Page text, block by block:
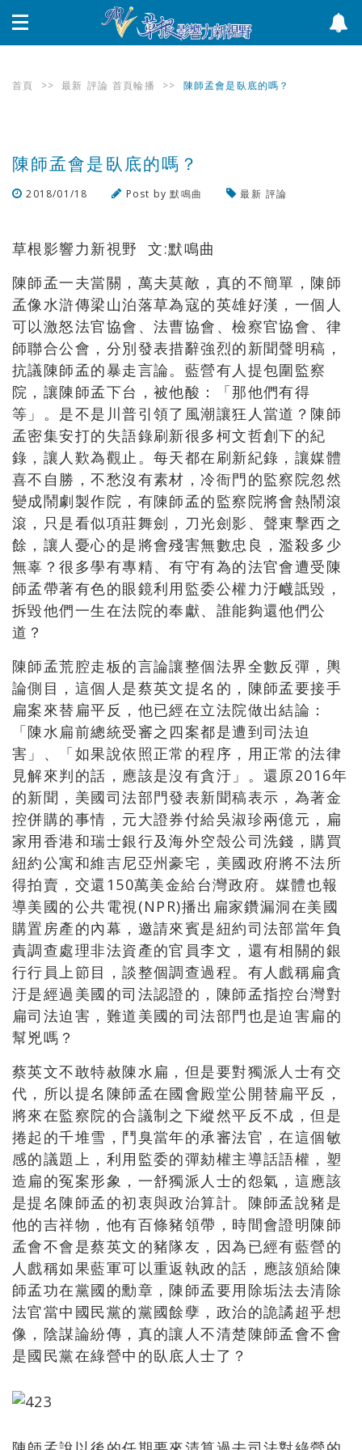
首頁 >> 最新 評論 首頁輪播 >> 陳師孟會是臥底的嗎？
陳師孟會是臥底的嗎？
2018/01/18 Post by默鳴曲 最新 評論
草根影響力新視野 文:默鳴曲
陳師孟一夫當關，萬夫莫敵，真的不簡單，陳師
孟像水滸傳梁山泊落草為寇的英雄好漢，一個人
可以激怒法官協會、法曹協會、檢察官協會、律
師聯合公會，分別發表措辭強烈的新聞聲明稿，
抗議陳師孟的暴走言論。藍營有人提包圍監察
院，讓陳師孟下台，被他酸：「那他們有得
等」。是不是川普引領了風潮讓狂人當道？陳師
孟密集安打的失語錄刷新很多柯文哲創下的紀
錄，讓人歎為觀止。每天都在刷新紀錄，讓媒體
喜不自勝，不愁沒有素材，冷衙門的監察院忽然
變成鬧劇製作院，有陳師孟的監察院將會熱鬧滾
滾，只是看似項莊舞劍，刀光劍影、聲東擊西之
餘，讓人憂心的是將會殘害無數忠良，濫殺多少
無辜？很多學有專精、有守有為的法官會遭受陳
師孟帶著有色的眼鏡利用監委公權力汙衊詆毀，
拆毀他們一生在法院的奉獻、誰能夠還他們公
道？
陳師孟荒腔走板的言論讓整個法界全數反彈，輿
論側目，這個人是蔡英文提名的，陳師孟要接手
扁案來替扁平反，他已經在立法院做出結論：
「陳水扁前總統受審之四案都是遭到司法迫
害」、「如果說依照正常的程序，用正常的法律
見解來判的話，應該是沒有貪汙」。還原2016年
的新聞，美國司法部門發表新聞稿表示，為著金
控併購的事情，元大證券付給吳淑珍兩億元，扁
家用香港和瑞士銀行及海外空殼公司洗錢，購買
紐約公寓和維吉尼亞州豪宅，美國政府將不法所
得拍賣，交還150萬美金給台灣政府。媒體也報
導美國的公共電視(NPR)播出扁家鑽漏洞在美國
購置房產的內幕，邀請來賓是紐約司法部當年負
責調查處理非法資產的官員李文，還有相關的銀
行行員上節目，談整個調查過程。有人戲稱扁貪
汙是經過美國的司法認證的，陳師孟指控台灣對
扁司法迫害，難道美國的司法部門也是迫害扁的
幫兇嗎？
蔡英文不敢特赦陳水扁，但是要對獨派人士有交
代，所以提名陳師孟在國會殿堂公開替扁平反，
將來在監察院的合議制之下縱然平反不成，但是
捲起的千堆雪，鬥臭當年的承審法官，在這個敏
感的議題上，利用監委的彈劾權主導話語權，塑
造扁的冤案形象，一舒獨派人士的怨氣，這應該
是提名陳師孟的初衷與政治算計。陳師孟說豬是
他的吉祥物，他有百條豬領帶，時間會證明陳師
孟會不會是蔡英文的豬隊友，因為已經有藍營的
人戲稱如果藍軍可以重返執政的話，應該頒給陳
師孟功在黨國的勳章，陳師孟要用除垢法去清除
法官當中國民黨的黨國餘孽，政治的詭譎超乎想
像，陰謀論紛傳，真的讓人不清楚陳師孟會不會
是國民黨在綠營中的臥底人士了？